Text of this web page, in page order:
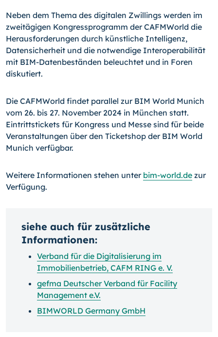
Neben dem Thema des digitalen Zwillings werden im
zweitägigen Kongressprogramm der CAFMWorld die
Herausforderungen durch künstliche Intelligenz,
Datensicherheit und die notwendige Interoperabilität
mit BIM-Datenbeständen beleuchtet und in Foren
diskutiert.
Die CAFMWorld findet parallel zur BIM World Munich
vom 26. bis 27. November 2024 in München statt.
Eintrittstickets für Kongress und Messe sind für beide
Veranstaltungen über den Ticketshop der BIM World
Munich verfügbar.
Weitere Informationen stehen unter bim-world.de zur
Verfügung.
siehe auch für zusätzliche
Informationen:
Verband für die Digitalisierung im
Immobilienbetrieb, CAFM RING e. V.
gefma Deutscher Verband für Facility
Management e.V.
BIMWORLD Germany GmbH